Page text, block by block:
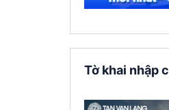
Tờ khai nhập